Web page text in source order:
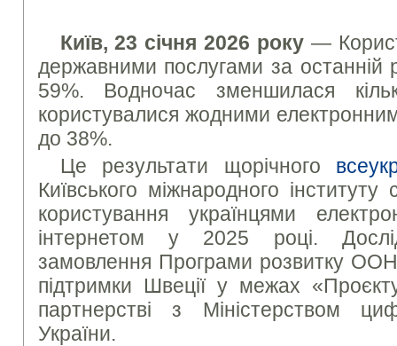
Київ, 23 січня 2026 року—
державними послугами за
59%. Водночас зменшилася
користувалися жодними
до 38%.
Це результати щорічного
Київського міжнародного
користування українцями
інтернетом у 2025 році.
замовлення Програми розвитку
підтримки Швеції у межах
партнерстві з Міністерством
України.